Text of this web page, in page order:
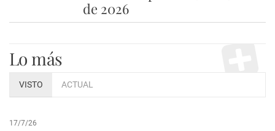
de 2026
Lo más
VISTO ACTUAL
17/7/26